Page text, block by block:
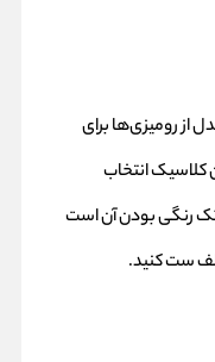
از رومیزی‌ها برای
کلاسیک انتخاب
رنگی بودن آن است
ست کنید.